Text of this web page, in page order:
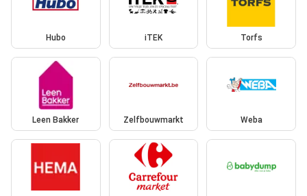
Hubo iTEK Torfs
Leen Bakker Zelfbouwmarkt Weba